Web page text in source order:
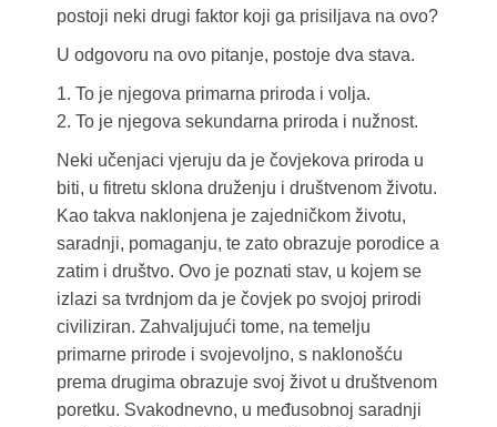
postoji neki drugi faktor koji ga prisiljava na ovo?
U odgovoru na ovo pitanje, postoje dva stava.
1. To je njegova primarna priroda i volja.
2. To je njegova sekundarna priroda i nužnost.
Neki učenjaci vjeruju da je čovjekova priroda u
biti, u fitretu sklona druženju i društvenom životu.
Kao takva naklonjena je zajedničkom životu,
saradnji, pomaganju, te zato obrazuje porodice a
zatim i društvo. Ovo je poznati stav, u kojem se
izlazi sa tvrdnjom da je čovjek po svojoj prirodi
civiliziran. Zahvaljujući tome, na temelju
primarne prirode i svojevoljno, s naklonošću
prema drugima obrazuje svoj život u društvenom
poretku. Svakodnevno, u međusobnoj saradnji